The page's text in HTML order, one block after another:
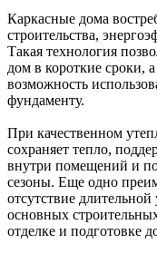
Свесы
крыши.
-
Окна. -
Каркасные дома
строительства,
Такая технология
дом в короткие сроки,
возможность
фундаменту.
При качественном
сохраняет тепло,
внутри помещений и
сезоны. Еще одно
отсутствие
основных
отделке и подготовке